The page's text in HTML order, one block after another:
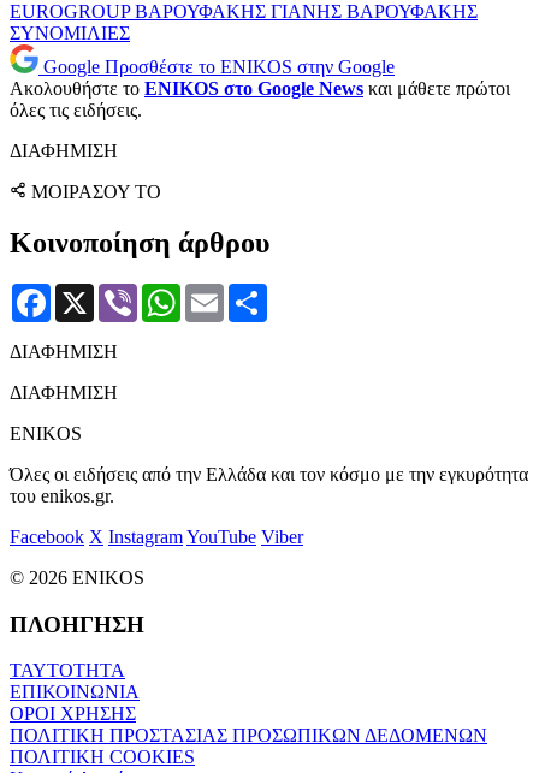
EUROGROUPΒΑΡΟΥΦΑΚΗΣ ΓΙΑΝΗΣ ΒΑΡΟΥΦΑΚΗΣ
ΣΥΝΟΜΙΛΙΕΣ
Google Προσθέστε το ENIKOS στην Google
Ακολουθήστε το ENIKOS στο Google News και μάθετε πρώτοι
όλες τις ειδήσεις.
ΔΙΑΦΗΜΙΣΗ
ΜΟΙΡΑΣΟΥ ΤΟ
Κοινοποίηση άρθρου
Facebook
X Viber WhatsApp
Email
ΔΙΑΦΗΜΙΣΗ
ΔΙΑΦΗΜΙΣΗ
ENIKOS
Όλες οι ειδήσεις από την Ελλάδα και τον κόσμο με την εγκυρότητα
του enikos.gr.
Facebook X InstagramYouTube Viber
© 2026 ENIKOS
ΠΛΟΗΓΗΣΗ
ΤΑΥΤΟΤΗΤΑ
ΕΠΙΚΟΙΝΩΝΙΑ
ΟΡΟΙ ΧΡΗΣΗΣ
ΠΟΛΙΤΙΚΗ ΠΡΟΣΤΑΣΙΑΣ ΠΡΟΣΩΠΙΚΩΝ ΔΕΔΟΜΕΝΩΝ
ΠΟΛΙΤΙΚΗ COOKIES